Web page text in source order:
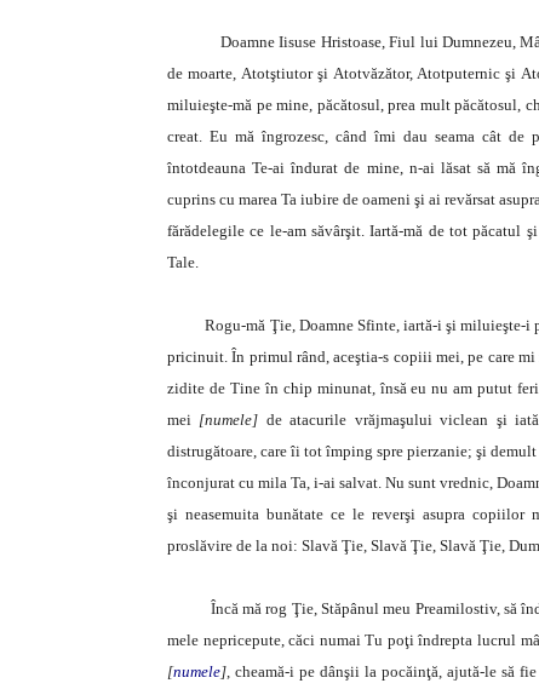
Doamne Iisuse Hristoase, Fiul lui Dumnezeu,
de moarte, Atotştiutor şi Atotvăzător, Atotputernic şi
miluieşte-mă pe mine, păcătosul, prea mult păcătosul,
creat. Eu mă îngrozesc, când îmi dau seama cât
întotdeauna Te-ai îndurat de mine, n-ai lăsat să mă
cuprins cu marea Ta iubire de oameni şi ai revărsat
fărădelegile ce le-am săvârşit. Iartă-mă de tot păcatul
Tale.
Rogu-mă Ţie, Doamne Sfinte, iartă-i şi miluieşte-i
pricinuit. În primul rând, aceştia-s copiii mei, pe care
zidite de Tine în chip minunat, însă eu nu am putut
mei [numele] de atacurile vrăjmaşului viclean şi
distrugătoare, care îi tot împing spre pierzanie; şi
înconjurat cu mila Ta, i-ai salvat. Nu sunt vrednic,
şi neasemuita bunătate ce le reverşi asupra copiilor
proslăvire de la noi: Slavă Ţie, Slavă Ţie, Slavă Ţie,
Încă mă rog Ţie, Stăpânul meu Preamilostiv, să
mele nepricepute, căci numai Tu poţi îndrepta lucrul
[numele], cheamă-i pe dânşii la pocăinţă, ajută-le să